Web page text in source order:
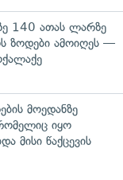
140 ათას ლარზე
ზოდები ამოიღეს —
მოედანზე
იყო
მისი წაქცევის